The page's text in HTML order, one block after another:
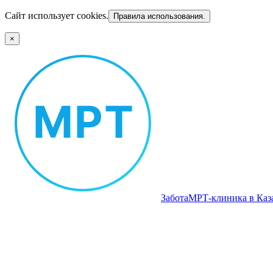
Сайт использует cookies. Правила использования.
×
ЗаботаМРТ‑клиника в